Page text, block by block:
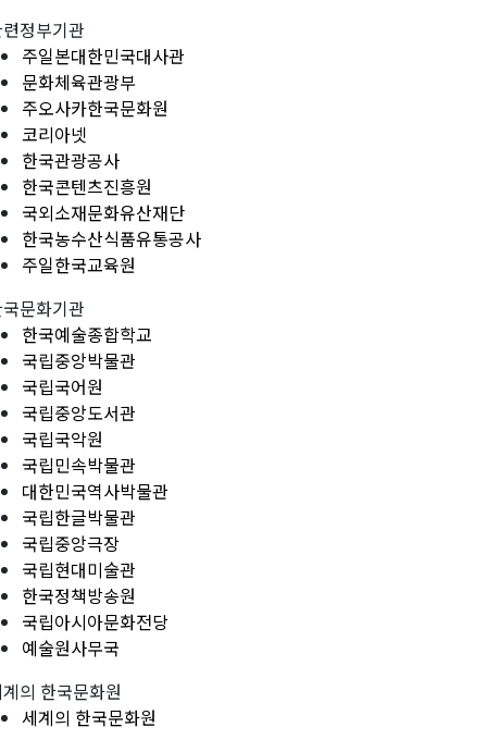
정부기관
주일본대한민국대사관
문화체육관광부
주오사카한국문화원
코리아넷
한국관광공사
한국콘텐츠진흥원
국외소재문화유산재단
한국농수산식품유통공사
주일한국교육원
문화기관
한국예술종합학교
국립중앙박물관
국립국어원
국립중앙도서관
국립국악원
국립민속박물관
대한민국역사박물관
국립한글박물관
국립중앙극장
국립현대미술관
한국정책방송원
국립아시아문화전당
예술원사무국
의 한국문화원
세계의 한국문화원